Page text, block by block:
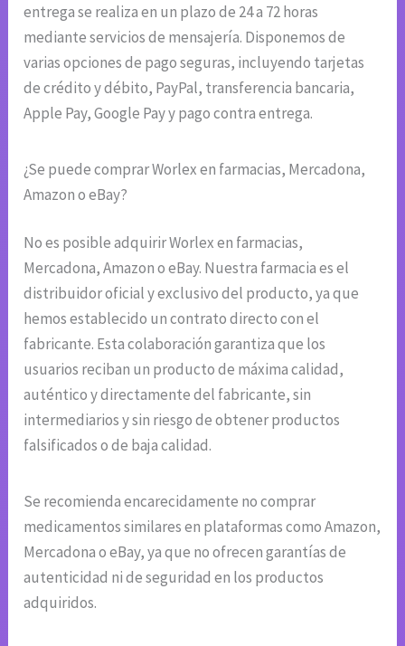
entrega se realiza en un plazo de 24 a 72 horas
mediante servicios de mensajería. Disponemos de
varias opciones de pago seguras, incluyendo tarjetas
de crédito y débito, PayPal, transferencia bancaria,
Apple Pay, Google Pay y pago contra entrega.
¿Se puede comprar Worlex en farmacias, Mercadona,
Amazon o eBay?
No es posible adquirir Worlex en farmacias,
Mercadona, Amazon o eBay. Nuestra farmacia es el
distribuidor oficial y exclusivo del producto, ya que
hemos establecido un contrato directo con el
fabricante. Esta colaboración garantiza que los
usuarios reciban un producto de máxima calidad,
auténtico y directamente del fabricante, sin
intermediarios y sin riesgo de obtener productos
falsificados o de baja calidad.
Se recomienda encarecidamente no comprar
medicamentos similares en plataformas como Amazon,
Mercadona o eBay, ya que no ofrecen garantías de
autenticidad ni de seguridad en los productos
adquiridos.